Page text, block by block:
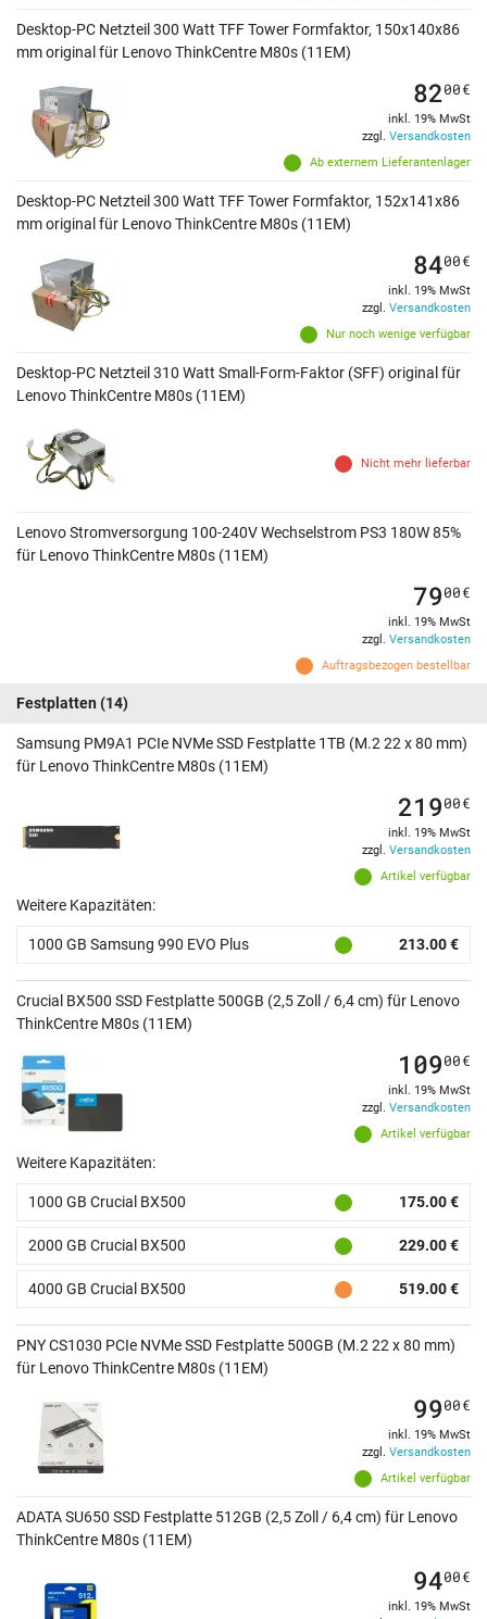
Desktop-PC Netzteil 300 Watt TFF Tower Formfaktor, 150x140x86
mm original für Lenovo ThinkCentre M80s (11EM)
Ab externem Lieferantenlager
8200€
inkl. 19% MwSt
zzgl. Versandkosten
Desktop-PC Netzteil 300 Watt TFF Tower Formfaktor, 152x141x86
mm original für Lenovo ThinkCentre M80s (11EM)
Nur noch wenige verfügbar
8400€
inkl. 19% MwSt
zzgl. Versandkosten
Desktop-PC Netzteil 310 Watt Small-Form-Faktor (SFF) original für
Lenovo ThinkCentre M80s (11EM)
Nicht mehr lieferbar
Lenovo Stromversorgung 100-240V Wechselstrom PS3 180W 85%
für Lenovo ThinkCentre M80s (11EM)
Auftragsbezogen bestellbar
7900€
inkl. 19% MwSt
zzgl. Versandkosten
Festplatten (14)
Samsung PM9A1 PCIe NVMe SSD Festplatte 1TB (M.2 22 x 80 mm)
für Lenovo ThinkCentre M80s (11EM)
Artikel verfügbar
21900€
inkl. 19% MwSt
zzgl. Versandkosten
Weitere Kapazitäten:
1000 GB Samsung 990 EVO Plus 213.00 €
Crucial BX500 SSD Festplatte 500GB (2,5 Zoll / 6,4 cm) für Lenovo
ThinkCentre M80s (11EM)
Artikel verfügbar
10900€
inkl. 19% MwSt
zzgl. Versandkosten
Weitere Kapazitäten:
1000 GB Crucial BX500 175.00 €
2000 GB Crucial BX500 229.00 €
4000 GB Crucial BX500 519.00 €
PNY CS1030 PCIe NVMe SSD Festplatte 500GB (M.2 22 x 80 mm)
für Lenovo ThinkCentre M80s (11EM)
Artikel verfügbar
9900€
inkl. 19% MwSt
zzgl. Versandkosten
ADATA SU650 SSD Festplatte 512GB (2,5 Zoll / 6,4 cm) für Lenovo
ThinkCentre M80s (11EM)
9400€
inkl. 19% MwSt